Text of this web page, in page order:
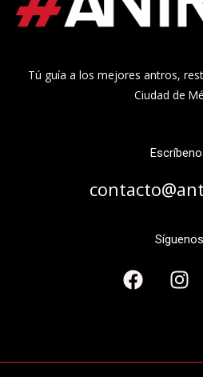
Tú guía a los mejores antros,
Ciudad de
Síguenos